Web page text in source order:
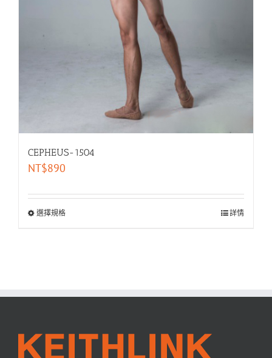
CEPHEUS-1504
NT$890
選擇規格 詳情